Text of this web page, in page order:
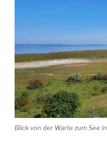
Blick von der Warte zum See